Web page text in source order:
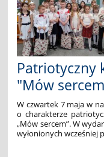
Patriotyczny
"Mów
W czwartek 7 maja w
o charakterze
„Mów sercem”. W
wyłonionych wcześniej